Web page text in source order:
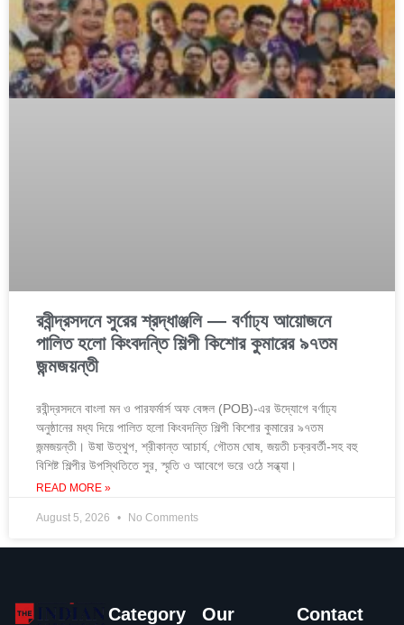
রবীন্দ্রসদনে সুরের শ্রদ্ধাঞ্জলি — বর্ণাঢ্য আয়োজনে
পালিত হলো কিংবদন্তি শিল্পী কিশোর কুমারের ৯৭তম
জন্মজয়ন্তী
রবীন্দ্রসদনে বাংলা মন ও পারফর্মার্স অফ বেঙ্গল (POB)-এর উদ্যোগে বর্ণাঢ্য
অনুষ্ঠানের মধ্য দিয়ে পালিত হলো কিংবদন্তি শিল্পী কিশোর কুমারের ৯৭তম
জন্মজয়ন্তী। উষা উত্থুপ, শ্রীকান্ত আচার্য, গৌতম ঘোষ, জয়তী চক্রবর্তী-সহ বহু
বিশিষ্ট শিল্পীর উপস্থিতিতে সুর, স্মৃতি ও আবেগে ভরে ওঠে সন্ধ্যা।
READ MORE »
August 5, 2026 No Comments
Category
Our
Contact